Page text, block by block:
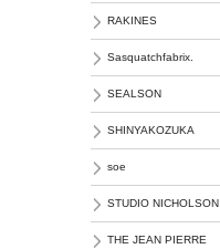
RAKINES
Sasquatchfabrix.
SEALSON
SHINYAKOZUKA
soe
STUDIO NICHOLSON
THE JEAN PIERRE